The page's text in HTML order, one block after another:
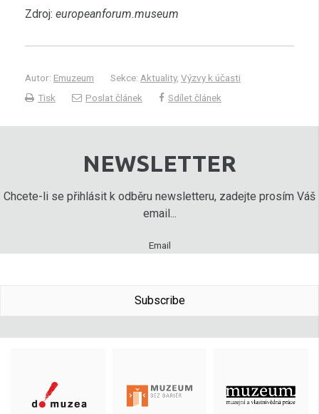
Zdroj: europeanforum.museum
Autor: Emuzeum Sekce: Aktuality, Výzvy k účasti
Tisk
Poslat článek Sdílet článek
NEWSLETTER
Chcete-li se přihlásit k odběru newsletteru, zadejte prosím Váš
email...
Email
Subscribe